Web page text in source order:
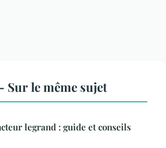
le même sujet
legrand : guide et conseils